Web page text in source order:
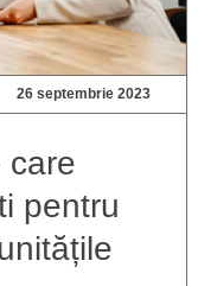
26 septembrie 2023
care
pentru